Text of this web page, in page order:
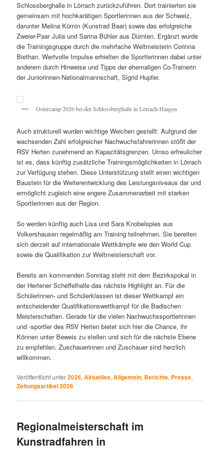
Schlossberghalle in Lörrach zurückzuführen. Dort trainierten sie
gemeinsam mit hochkarätigen Sportlerinnen aus der Schweiz,
darunter Melina Kümin (Kunstrad Baar) sowie das erfolgreiche
Zweier-Paar Julia und Sarina Bühler aus Dürnten. Ergänzt wurde
die Trainingsgruppe durch die mehrfache Weltmeisterin Corinna
Biethan. Wertvolle Impulse erhielten die Sportlerinnen dabei unter
anderem durch Hinweise und Tipps der ehemaligen Co-Trainerin
der Juniorinnen-Nationalmannschaft, Sigrid Hupfer.
Ostercamp 2026 bei der Schlossberghalle in Lörrach-Haagen
Auch strukturell wurden wichtige Weichen gestellt: Aufgrund der
wachsenden Zahl erfolgreicher Nachwuchsfahrerinnen stößt der
RSV Herten zunehmend an Kapazitätsgrenzen. Umso erfreulicher
ist es, dass künftig zusätzliche Trainingsmöglichkeiten in Lörrach
zur Verfügung stehen. Diese Unterstützung stellt einen wichtigen
Baustein für die Weiterentwicklung des Leistungsniveaus dar und
ermöglicht zugleich eine engere Zusammenarbeit mit starken
Sportlerinnen aus der Region.
So werden künftig auch Lisa und Sara Knobelspies aus
Volkershausen regelmäßig am Training teilnehmen. Sie bereiten
sich derzeit auf internationale Wettkämpfe wie den World Cup
sowie die Qualifikation zur Weltmeisterschaft vor.
Bereits am kommenden Sonntag steht mit dem Bezirkspokal in
der Hertener Scheffelhalle das nächste Highlight an. Für die
Schülerinnen- und Schülerklassen ist dieser Wettkampf ein
entscheidender Qualifikationswettkampf für die Badischen
Meisterschaften. Gerade für die vielen Nachwuchssportlerinnen
und -sportler des RSV Herten bietet sich hier die Chance, ihr
Können unter Beweis zu stellen und sich für die nächste Ebene
zu empfehlen. Zuschauerinnen und Zuschauer sind herzlich
willkommen.
Veröffentlicht unter2026,Aktuelles,Allgemein, Berichte, Presse,
Zeitungsartikel 2026
Regionalmeisterschaft im
Kunstradfahren in